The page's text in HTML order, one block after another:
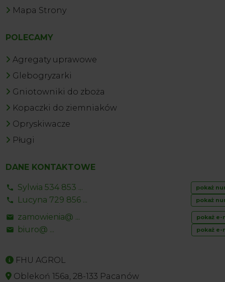
Mapa Strony
POLECAMY
Agregaty uprawowe
Glebogryzarki
Gniotowniki do zboża
Kopaczki do ziemniaków
Opryskiwacze
Pługi
DANE KONTAKTOWE
Sylwia 534 853 ... pokaż
Lucyna 729 856 ... pokaż
zamowienia@ ... pokaż e-
biuro@ ... pokaż e-
FHU AGROL
Oblekoń 156a, 28-133 Pacanów